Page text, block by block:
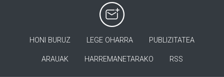
HONI BURUZ LEGE OHARRA PUBLIZITATEA
ARAUAK HARREMANETARAKO RSS